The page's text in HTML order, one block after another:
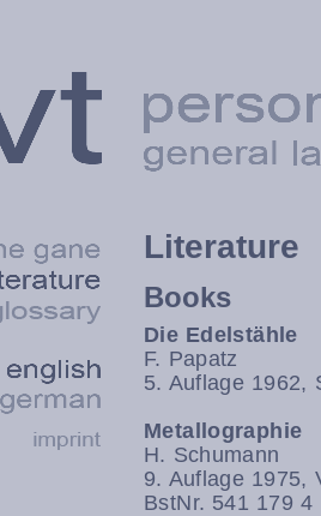
Literature
Books
Die Edelstähle
F. Papatz
5. Auflage 1962,
Metallographie
H. Schumann
9. Auflage 1975,
BstNr. 541 179 4